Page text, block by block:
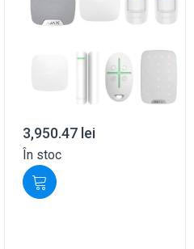
3,950.47 lei
În stoc